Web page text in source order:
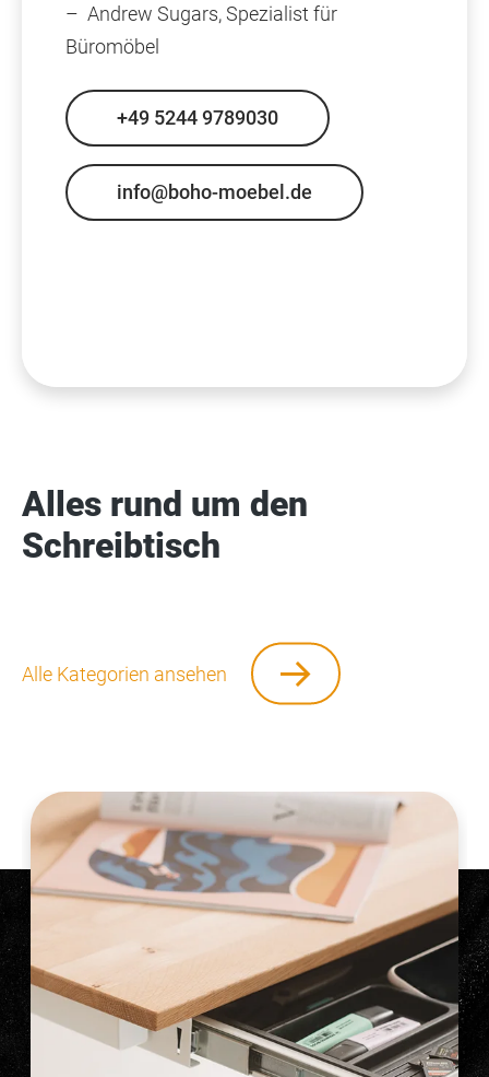
– Andrew Sugars, Spezialist für
Büromöbel
+49 5244 9789030
info@boho-moebel.de
Alles rund um den
Schreibtisch
Alle Kategorien ansehen